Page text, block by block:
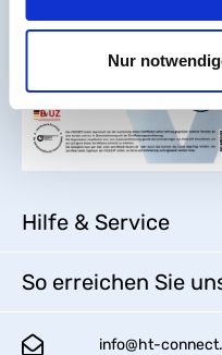
Nur
Hilfe & Service
So erreichen Sie
info@ht-